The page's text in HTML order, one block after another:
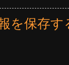
を保存す